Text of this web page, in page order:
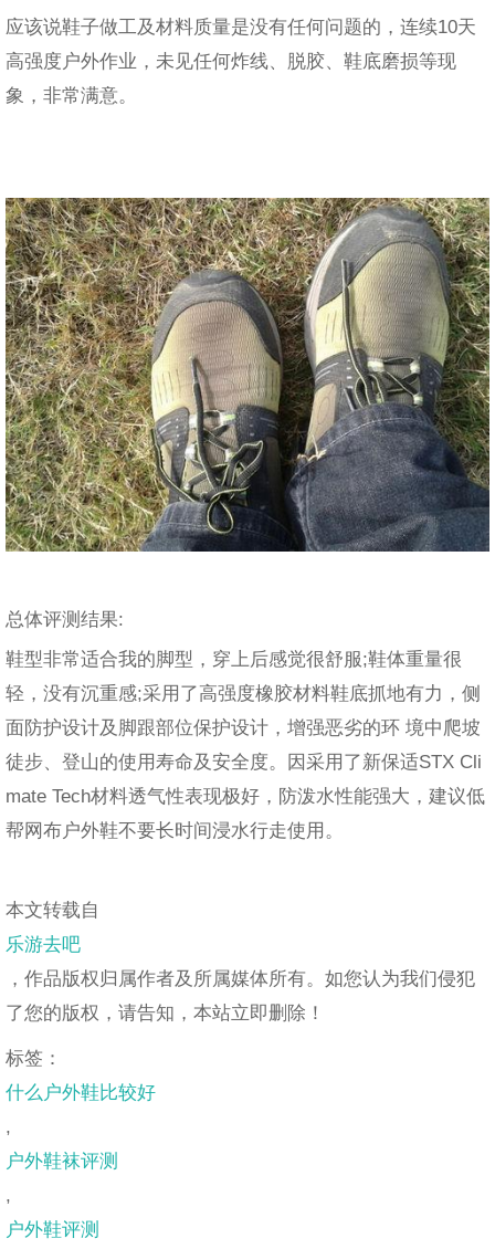
应该说鞋子做工及材料质量是没有任何问题的，连续10天
高强度户外作业，未见任何炸线、脱胶、鞋底磨损等现
象，非常满意。
总体评测结果:
鞋型非常适合我的脚型，穿上后感觉很舒服;鞋体重量很
轻，没有沉重感;采用了高强度橡胶材料鞋底抓地有力，侧
面防护设计及脚跟部位保护设计，增强恶劣的环 境中爬坡
徒步、登山的使用寿命及安全度。因采用了新保适STX Cli
mate Tech材料透气性表现极好，防泼水性能强大，建议低
帮网布户外鞋不要长时间浸水行走使用。
本文转载自
乐游去吧
，作品版权归属作者及所属媒体所有。如您认为我们侵犯
了您的版权，请告知，本站立即删除！
标签：
什么户外鞋比较好
,
户外鞋袜评测
,
户外鞋评测